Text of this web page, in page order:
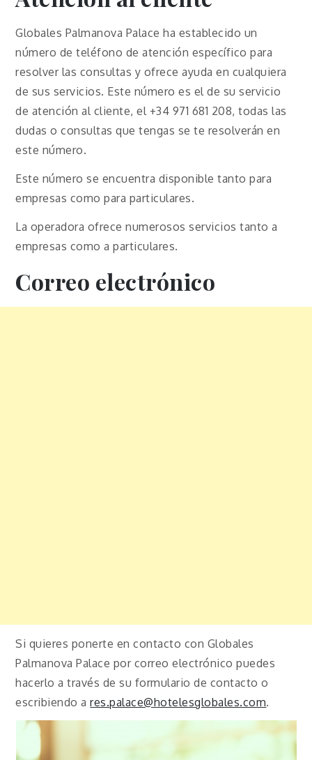
Globales Palmanova Palace ha establecido un
número de teléfono de atención específico para
resolver las consultas y ofrece ayuda en cualquiera
de sus servicios. Este número es el de su servicio
de atención al cliente, el +34 971 681 208, todas las
dudas o consultas que tengas se te resolverán en
este número.
Este número se encuentra disponible tanto para
empresas como para particulares.
La operadora ofrece numerosos servicios tanto a
empresas como a particulares.
Correo electrónico
Si quieres ponerte en contacto con Globales
Palmanova Palace por correo electrónico puedes
hacerlo a través de su formulario de contacto o
escribiendo ares.palace@hotelesglobales.com.